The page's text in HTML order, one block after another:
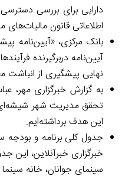
دارایی برای بررسی
اطلاعاتی قانون
بانک مرکزی، «آیین‌نامه
آیین‌نامه دربرگیرنده
نهایی پیشگیری از انباشت
به گزارش خبرگزاری مهر،
تحقق مدیریت شهر شیشه‌ای
این هدف برداشته‌ایم.
سینمای جوانان، خانه